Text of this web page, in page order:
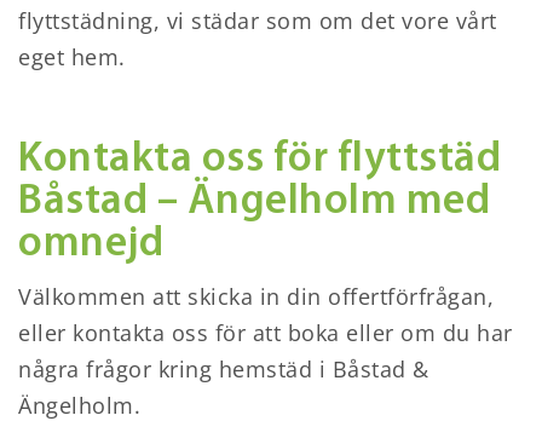
flyttstädning, vi städar som om det vore vårt
eget hem.
Kontakta oss för flyttstäd
Båstad – Ängelholm med
omnejd
Välkommen att skicka in din offertförfrågan,
eller kontakta oss för att boka eller om du har
några frågor kring hemstäd i Båstad &
Ängelholm.